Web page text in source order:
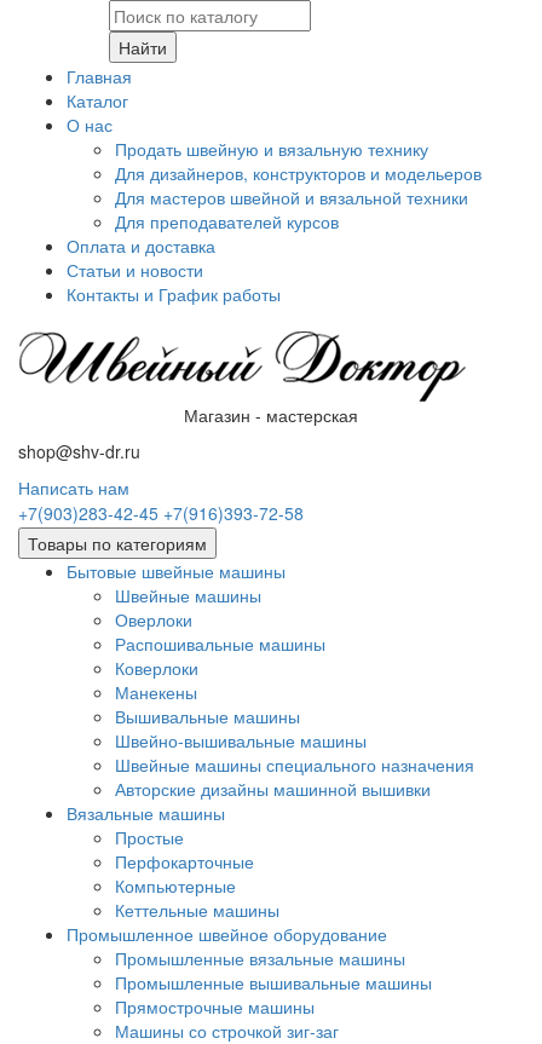
Найти
Главная
Каталог
О нас
Продать швейную и вязальную технику
Для дизайнеров, конструкторов и модельеров
Для мастеров швейной и вязальной техники
Для преподавателей курсов
Оплата и доставка
Статьи и новости
Контакты и График работы
Магазин - мастерская
shop@shv-dr.ru
Написать нам
+7(903)283-42-45 +7(916)393-72-58
Товары по категориям
Бытовые швейные машины
Швейные машины
Оверлоки
Распошивальные машины
Коверлоки
Манекены
Вышивальные машины
Швейно-вышивальные машины
Швейные машины специального назначения
Авторские дизайны машинной вышивки
Вязальные машины
Простые
Перфокарточные
Компьютерные
Кеттельные машины
Промышленное швейное оборудование
Промышленные вязальные машины
Промышленные вышивальные машины
Прямострочные машины
Машины со строчкой зиг-заг